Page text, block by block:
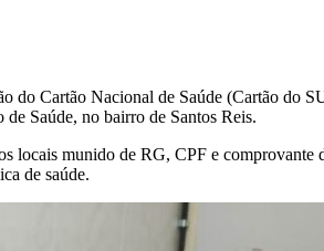
do Cartão Nacional de Saúde (Cartão do
Saúde, no bairro de Santos Reis.
locais munido de RG, CPF e
de saúde.